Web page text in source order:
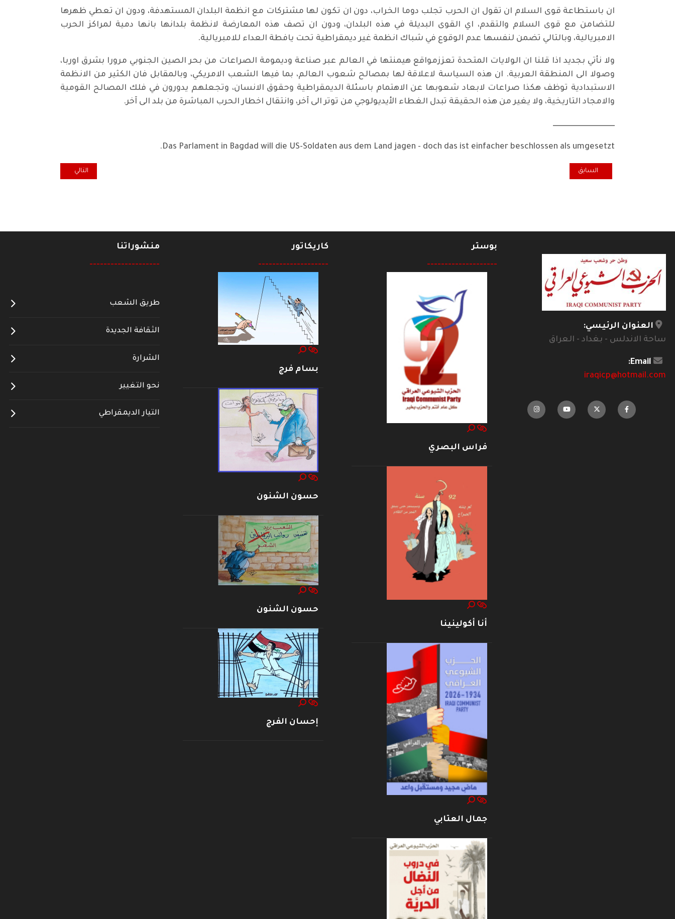
ان باستطاعة قوى السلام ان تقول ان الحرب تجلب دوما الخراب، دون ان تكون لها مشتركات مع انظمة البلدان المستهدفة، ودون ان تعطي ظهرها
للتضامن مع قوى السلام والتقدم، اي القوى البديلة في هذه البلدان، ودون ان تصف هذه المعارضة لانظمة بلدانها بانها دمية لمراكز الحرب
الامبريالية، وبالتالي تضمن لنفسها عدم الوقوع في شباك انظمة غير ديمقراطية تحت يافطة العداء للامبريالية.
ولا نأتي بجديد اذا قلنا ان الولايات المتحدة تعززمواقع هيمنتها في العالم عبر صناعة وديمومة الصراعات من بحر الصين الجنوبي مرورا بشرق اوربا،
وصولا الى المنطقة العربية. ان هذه السياسة لاعلاقة لها بمصالح شعوب العالم، بما فيها الشعب الامريكي، وبالمقابل فان الكثير من الانظمة
الاستبدادية توظف هكذا صراعات لابعاد شعوبها عن الاهتمام باسئلة الديمقراطية وحقوق الانسان، وتجعلهم يدورون في فلك المصالح القومية
والامجاد التاريخية، ولا يغير من هذه الحقيقة تبدل الغطاء الأيديولوجي من توتر الى آخر، وانتقال اخطار الحرب المباشرة من بلد الى آخر.
ـــــــــــــــــــــــــــــــــــــــــ
Das Parlament in Bagdad will die US-Soldaten aus dem Land jagen - doch das ist einfacher beschlossen als umgesetzt.
المقال السابق: الحكومة الانتقالية
السابق المقال التالي: شباب العراق..
التالي
العنوان الرئيسي:
ساحة الاندلس - بغداد - العراق
Email:
iraqicp@hotmail.com
بوستر
--------------------
فراس البصري
أنا أكولينينا
جمال العتابي
كاريكاتور
--------------------
بسام فرج
حسون الشنون
حسون الشنون
إحسان الفرج
منشوراتنا
--------------------
طريق الشعب
الثقافة الجديدة
الشرارة
نحو التغيير
التيار الديمقراطي